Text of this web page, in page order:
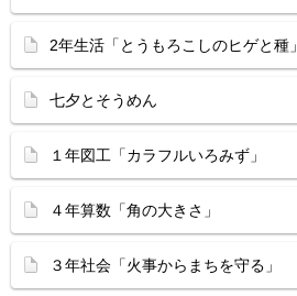
2年生活「とうもろこしのヒゲと種」
七夕とそうめん
１年図工「カラフルいろみず」
４年算数「角の大きさ」
３年社会「火事からまちを守る」